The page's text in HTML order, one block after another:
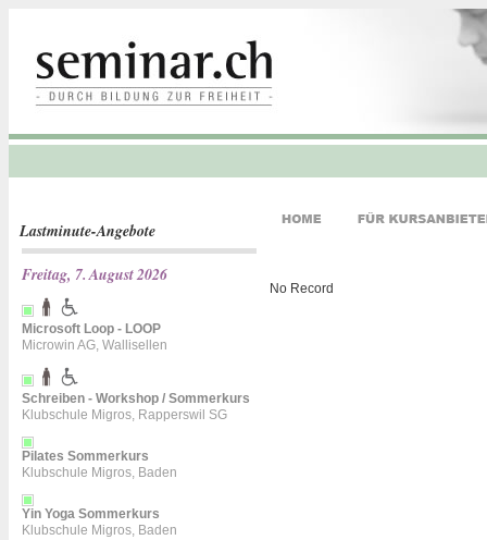
Lastminute-Angebote
Freitag, 7. August 2026
Microsoft Loop - LOOP
Microwin AG, Wallisellen
Schreiben - Workshop / Sommerkurs
Klubschule Migros, Rapperswil SG
Pilates Sommerkurs
Klubschule Migros, Baden
Yin Yoga Sommerkurs
Klubschule Migros, Baden
No Record